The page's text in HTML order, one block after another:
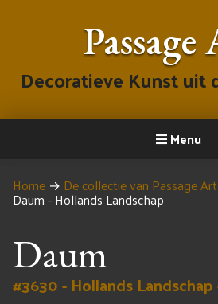
Decoratieve Kunst uit
Menu
Home → De collectie van Passage
Daum - Hollands Landschap
Daum
#3630 - Hollands